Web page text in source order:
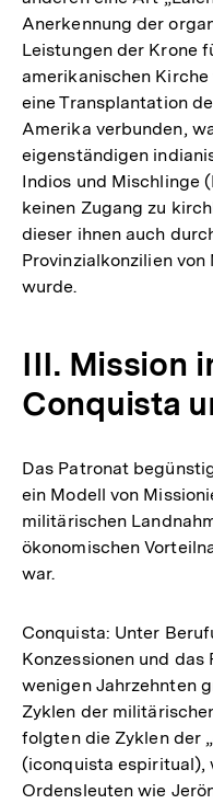
Anerkennung der
Leistungen der Krone
amerikanischen
eine Transplantation
Amerika verbunden,
eigenständigen
Indios und Mischlinge
keinen Zugang zu
dieser ihnen auch
Provinzialkonzilien
wurde.
III. Mission
Conquista
Das Patronat
ein Modell von
militärischen
ökonomischen
war.
Conquista: Unter
Konzessionen und
wenigen Jahrzehnten
Zyklen der
folgten die Zyklen der
(iconquista espiritual),
Ordensleuten wie